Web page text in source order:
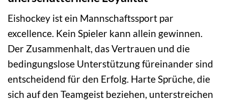
Eishockey ist ein Mannschaftssport par
excellence. Kein Spieler kann allein gewinnen.
Der Zusammenhalt, das Vertrauen und die
bedingungslose Unterstützung füreinander sind
entscheidend für den Erfolg. Harte Sprüche, die
sich auf den Teamgeist beziehen, unterstreichen